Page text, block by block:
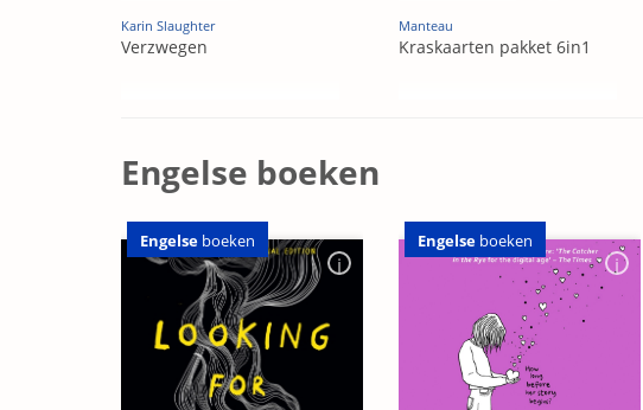
Karin Slaughter
Verzwegen
Manteau
Kraskaarten pakket 6in1
Engelse boeken
Engelse boeken Engelse boeken